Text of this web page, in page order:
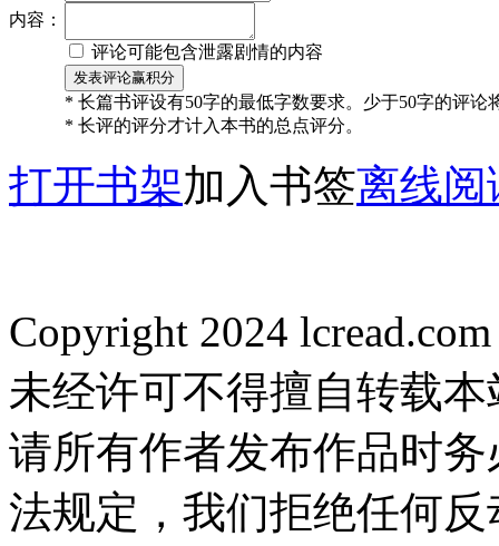
内容：
评论可能包含泄露剧情的内容
* 长篇书评设有50字的最低字数要求。少于50字的评论
* 长评的评分才计入本书的总点评分。
打开书架加入书签离线阅
Copyright 2024
未经许可不得擅自转载
请所有作者发布作品时
法规定，我们拒绝任何